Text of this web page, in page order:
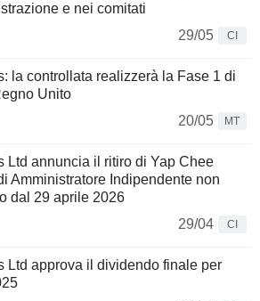
e nei comitati
29/05
CI
la controllata realizzerà la Fase 1 di
Unito
20/05
MT
Ltd annuncia il ritiro di Yap Chee
Amministratore Indipendente non
dal 29 aprile 2026
29/04
CI
Ltd approva il dividendo finale per